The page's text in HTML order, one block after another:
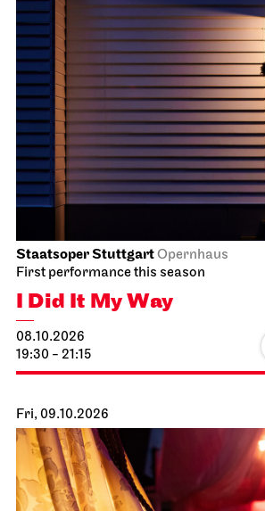
Staatsoper StuttgartOpernhaus
First performance this season
I Did It My Way
08.10.2026
19:30 - 21:15
Fri, 09.10.2026